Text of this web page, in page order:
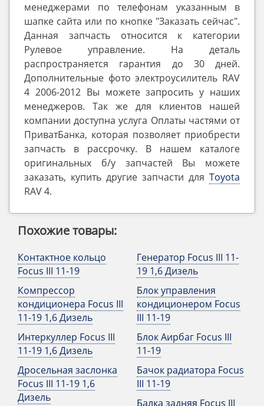
менеджерами по телефонам указанным в
шапке сайта или по кнопке "Заказать сейчас".
Данная запчасть относится к категории
Рулевое управление. На деталь
распространяется гарантия до 30 дней.
Дополнительные фото электроусилитель RAV
4 2006-2012 Вы можете запросить у наших
менеджеров. Так же для клиентов нашей
компании доступна услуга Оплаты частями от
ПриватБанка, которая позволяет приобрести
запчасть в рассрочку. В нашем каталоге
оригинальных б/у запчастей Вы можете
заказать, купить другие запчасти для Toyota
RAV 4.
Похожие товары:
Контактное кольцо
Focus III 11-19
Компрессор
кондиционера Focus III
11-19 1,6 Дизель
Интеркуллер Focus III
11-19 1,6 Дизель
Дросельная заслонка
Focus III 11-19 1,6
Дизель
Генератор Focus III 11-
19 1,6 Дизель
Блок управления
кондиционером Focus
III 11-19
Блок Аирбаг Focus III
11-19
Бачок радиатора Focus
III 11-19
Балка задняя Focus III